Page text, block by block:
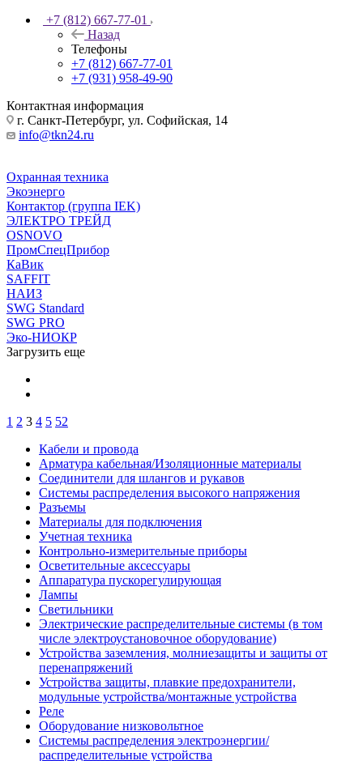
+7 (812) 667-77-01
Назад
Телефоны
+7 (812) 667-77-01
+7 (931) 958-49-90
Контактная информация
г. Санкт-Петербург, ул. Софийская, 14
info@tkn24.ru
Охранная техника
Экоэнерго
Контактор (группа IEK)
ЭЛЕКТРО ТРЕЙД
OSNOVO
ПромСпецПрибор
КаВик
SAFFIT
НАИЗ
SWG Standard
SWG PRO
Эко-НИОКР
Загрузить еще
1 2 3 4 5 52
Кабели и провода
Арматура кабельная/Изоляционные материалы
Соединители для шлангов и рукавов
Системы распределения высокого напряжения
Разъемы
Материалы для подключения
Учетная техника
Контрольно-измерительные приборы
Осветительные аксессуары
Аппаратура пускорегулирующая
Лампы
Светильники
Электрические распределительные системы (в том
числе электроустановочное оборудование)
Устройства заземления, молниезащиты и защиты от
перенапряжений
Устройства защиты, плавкие предохранители,
модульные устройства/монтажные устройства
Реле
Оборудование низковольтное
Системы распределения электроэнергии/
распределительные устройства